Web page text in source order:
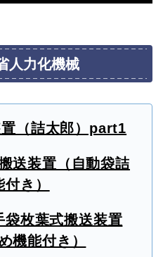
人力化機械
（詰太郎）part1
送装置（自動袋詰
き）
袋枚葉式搬送装置
機能付き）